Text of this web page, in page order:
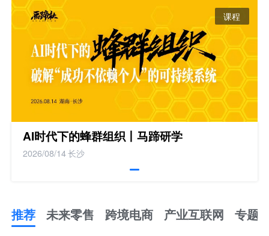
课程
AI时代下的蜂群组织丨马蹄研学
2026/08/14长沙
推荐 未来零售 跨境电商 产业互联网 专题